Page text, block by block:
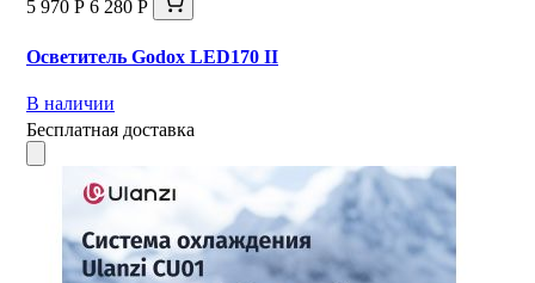
5 970 Р 6 280 Р
Осветитель Godox LED170 II
В наличии
Бесплатная доставка